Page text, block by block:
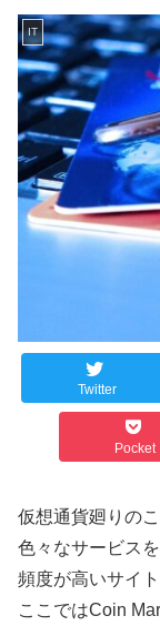
IT
Twitter
Pocket
仮想通貨廻りの
色々なサービス
頻度が高いサイ
ここではCoin